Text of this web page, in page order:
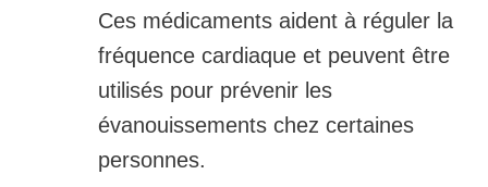
Ces médicaments aident à réguler la
fréquence cardiaque et peuvent être
utilisés pour prévenir les
évanouissements chez certaines
personnes.